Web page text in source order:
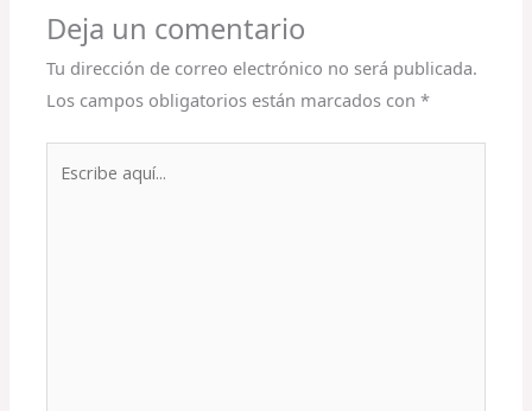
Deja un comentario
Tu dirección de correo electrónico no será publicada.
Los campos obligatorios están marcados con*